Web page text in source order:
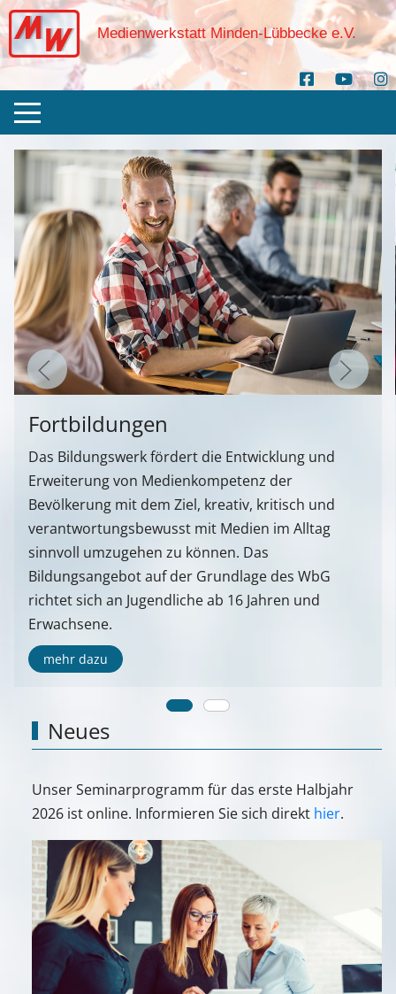
Medienwerkstatt Minden-Lübbecke e.V.
Fortbildungen
Das Bildungswerk fördert die Entwicklung und
Erweiterung von Medienkompetenz der
Bevölkerung mit dem Ziel, kreativ, kritisch und
verantwortungsbewusst mit Medien im Alltag
sinnvoll umzugehen zu können. Das
Bildungsangebot auf der Grundlage des WbG
richtet sich an Jugendliche ab 16 Jahren und
Erwachsene.
mehr dazu
Neues
Unser Seminarprogramm für das erste Halbjahr
2026 ist online. Informieren Sie sich direkt hier.